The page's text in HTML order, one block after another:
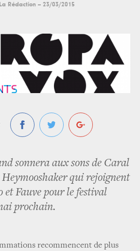
La Rédaction -- 23/03/2015
sonnera aux sons de Caral
qui rejoignent
et Fauve pour le festival
prochain.
recommencent de plus